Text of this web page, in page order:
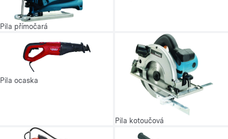
Pila přímočará
Pila ocaska
Pila kotoučová